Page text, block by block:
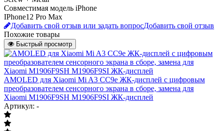
Совместимая модель iPhone
IPhone12 Pro Max
Добавить свой отзыв или задать вопросДобавить свой отзыв
Похожие товары
Быстрый просмотр
AMOLED для Xiaomi Mi A3 CC9e ЖК-дисплей с цифровым
преобразователем сенсорного экрана в сборе, замена для
Xiaomi M1906F9SH M1906F9SI ЖК-дисплей
Артикул: -